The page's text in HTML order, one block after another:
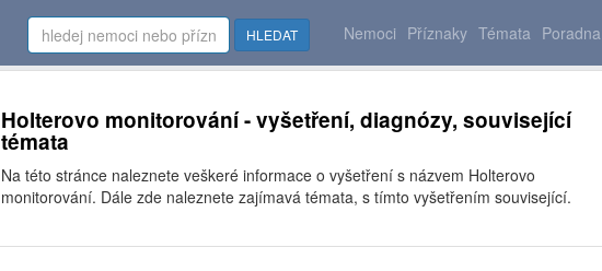
HLEDAT Nemoci Příznaky Témata Poradna
Holterovo monitorování - vyšetření, diagnózy, související
témata
Na této stránce naleznete veškeré informace o vyšetření s názvem Holterovo
monitorování. Dále zde naleznete zajímavá témata, s tímto vyšetřením související.